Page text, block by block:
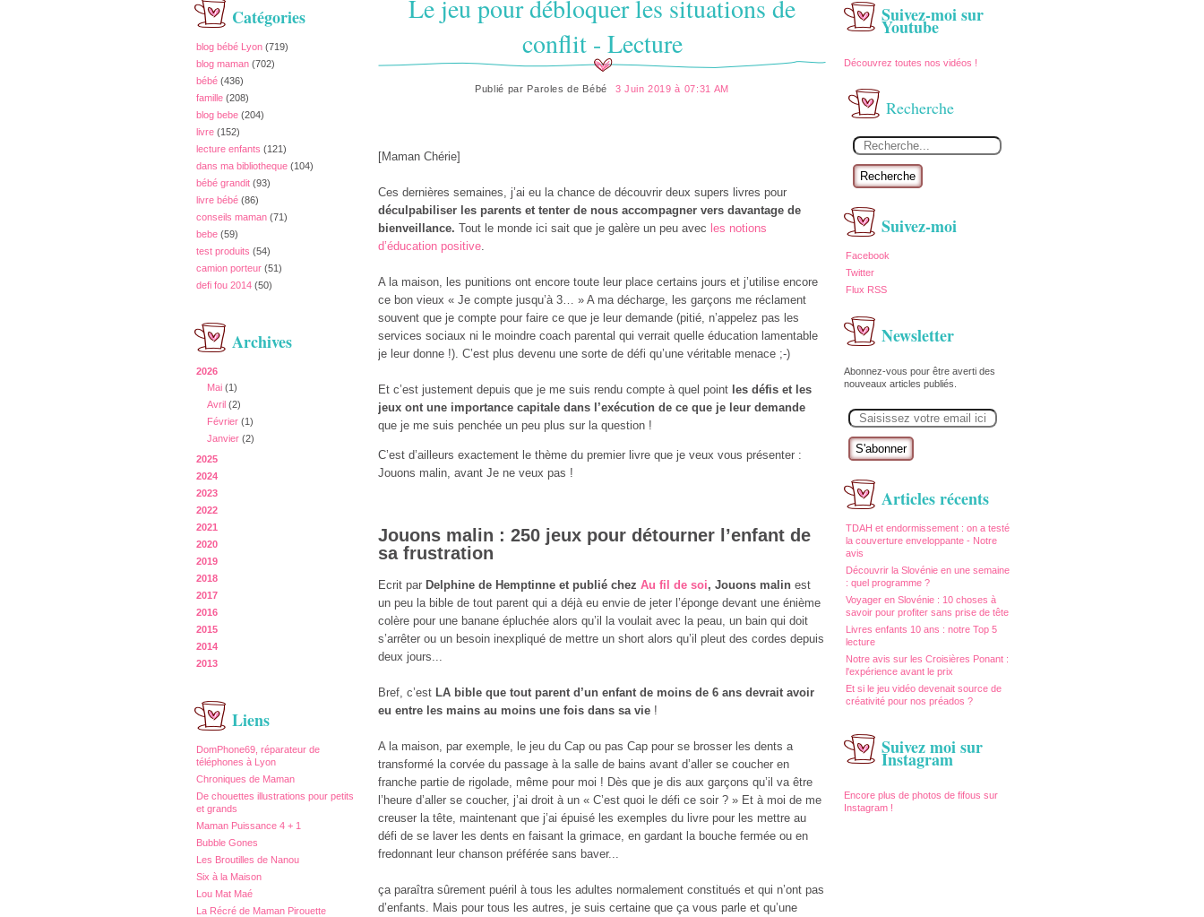
Catégories
blog bébé Lyon (719)
blog maman (702)
bébé (436)
famille (208)
blog bebe (204)
livre (152)
lecture enfants (121)
dans ma bibliotheque (104)
bébé grandit (93)
livre bébé (86)
conseils maman (71)
bebe (59)
test produits (54)
camion porteur (51)
defi fou 2014 (50)
Archives
2026
Mai (1)
Avril (2)
Février (1)
Janvier (2)
2025
2024
2023
2022
2021
2020
2019
2018
2017
2016
2015
2014
2013
Liens
DomPhone69, réparateur de
téléphones à Lyon
Chroniques de Maman
De chouettes illustrations pour petits
et grands
Maman Puissance 4 + 1
Bubble Gones
Les Broutilles de Nanou
Six à la Maison
Lou Mat Maé
La Récré de Maman Pirouette
Suivez-moi sur
Youtube
Découvrez toutes nos vidéos !
Recherche
Recherche
Suivez-moi
Facebook
Twitter
Flux RSS
Newsletter
Abonnez-vous pour être averti des
nouveaux articles publiés.
m
Articles récents
TDAH et endormissement : on a testé
la couverture enveloppante - Notre
avis
Découvrir la Slovénie en une semaine
: quel programme ?
Voyager en Slovénie : 10 choses à
savoir pour profiter sans prise de tête
Livres enfants 10 ans : notre Top 5
lecture
Notre avis sur les Croisières Ponant :
l'expérience avant le prix
Et si le jeu vidéo devenait source de
créativité pour nos préados ?
Suivez moi sur
Instagram
Encore plus de photos de fifous sur
Instagram !
Le jeu pour débloquer les situations de
conflit - Lecture
Publié par Paroles de Bébé 3 Juin 2019 à 07:31 AM
[Maman Chérie]
Ces dernières semaines, j’ai eu la chance de découvrir deux supers livres pour
déculpabiliser les parents et tenter de nous accompagner vers davantage de
bienveillance. Tout le monde ici sait que je galère un peu avec les notions
d’éducation positive.
A la maison, les punitions ont encore toute leur place certains jours et j’utilise encore
ce bon vieux « Je compte jusqu’à 3… » A ma décharge, les garçons me réclament
souvent que je compte pour faire ce que je leur demande (pitié, n’appelez pas les
services sociaux ni le moindre coach parental qui verrait quelle éducation lamentable
je leur donne !). C’est plus devenu une sorte de défi qu’une véritable menace ;-)
Et c’est justement depuis que je me suis rendu compte à quel point les défis et les
jeux ont une importance capitale dans l’exécution de ce que je leur demande
que je me suis penchée un peu plus sur la question !
C’est d’ailleurs exactement le thème du premier livre que je veux vous présenter :
Jouons malin, avant Je ne veux pas !
Jouons malin : 250 jeux pour détourner l’enfant de
sa frustration
Ecrit par Delphine de Hemptinne et publié chez Au fil de soi, Jouons malin est
un peu la bible de tout parent qui a déjà eu envie de jeter l’éponge devant une énième
colère pour une banane épluchée alors qu’il la voulait avec la peau, un bain qui doit
s’arrêter ou un besoin inexpliqué de mettre un short alors qu’il pleut des cordes depuis
deux jours...
Bref, c’est LA bible que tout parent d’un enfant de moins de 6 ans devrait avoir
eu entre les mains au moins une fois dans sa vie !
A la maison, par exemple, le jeu du Cap ou pas Cap pour se brosser les dents a
transformé la corvée du passage à la salle de bains avant d’aller se coucher en
franche partie de rigolade, même pour moi ! Dès que je dis aux garçons qu’il va être
l’heure d’aller se coucher, j’ai droit à un « C’est quoi le défi ce soir ? » Et à moi de me
creuser la tête, maintenant que j’ai épuisé les exemples du livre pour les mettre au
défi de se laver les dents en faisant la grimace, en gardant la bouche fermée ou en
fredonnant leur chanson préférée sans baver...
ça paraîtra sûrement puéril à tous les adultes normalement constitués et qui n’ont pas
d’enfants. Mais pour tous les autres, je suis certaine que ça vous parle et qu’une